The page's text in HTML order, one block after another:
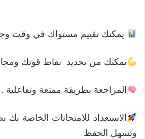
يمكنك تقييم مستواك في وقت
تمكنك من تحديد نقاط قوتك
المراجعة بطريقة ممتعة وتفاعلية .
الاستعداد للامتحانات الخاصة بك
وتسهل الحفظ